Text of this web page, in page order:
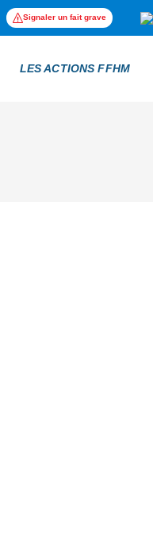
Signaler un fait grave
LES ACTIONS FFHM